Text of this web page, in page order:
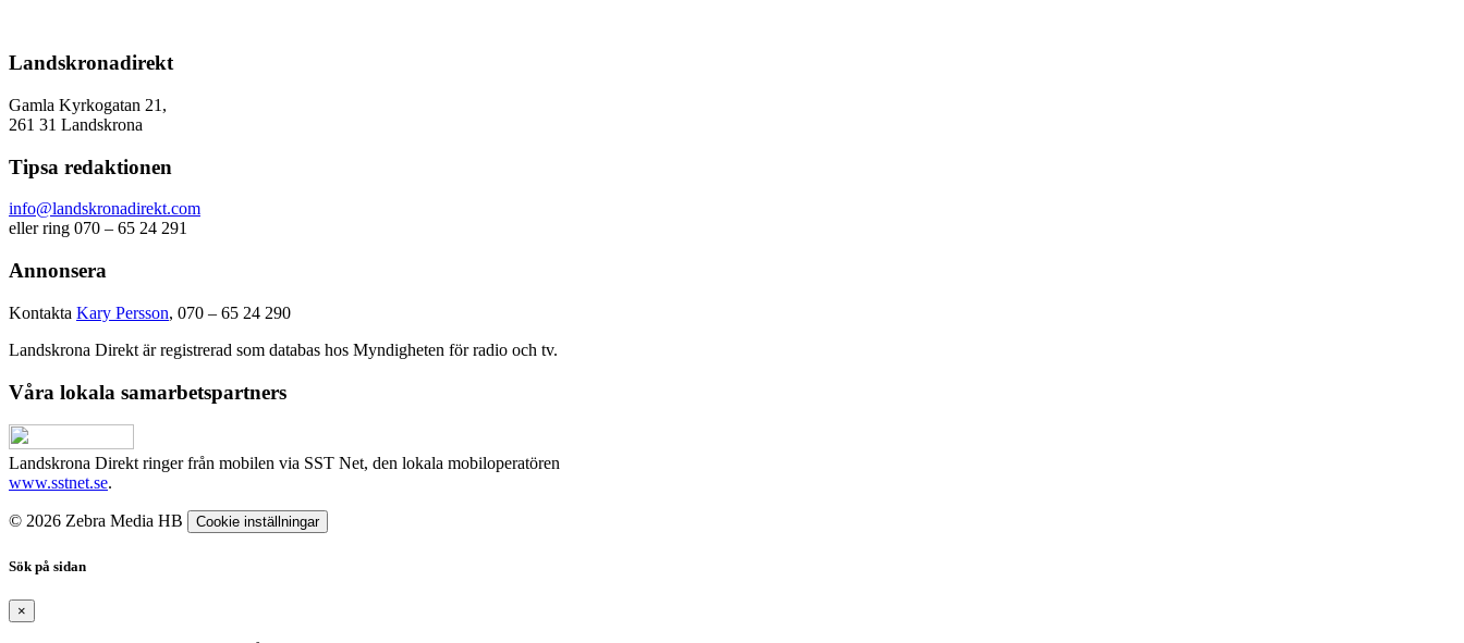
Landskronadirekt
Gamla Kyrkogatan 21,
261 31 Landskrona
Tipsa redaktionen
info@landskronadirekt.com
eller ring 070 – 65 24 291
Annonsera
Kontakta Kary Persson, 070 – 65 24 290
Landskrona Direkt är registrerad som databas hos Myndigheten för radio och tv.
Våra lokala samarbetspartners
Landskrona Direkt ringer från mobilen via SST Net, den lokala mobiloperatören
www.sstnet.se.
© 2026 Zebra Media HB Cookie inställningar
Sök på sidan
×